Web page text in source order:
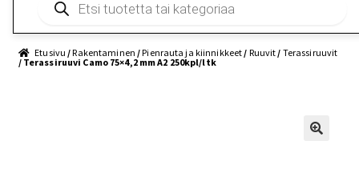
search
Etusivu /Rakentaminen /Pienrauta ja kiinnikkeet / Ruuvit / Terassiruuvit
/ Terassiruuvi Camo 75×4,2 mm A2 250kpl/ltk